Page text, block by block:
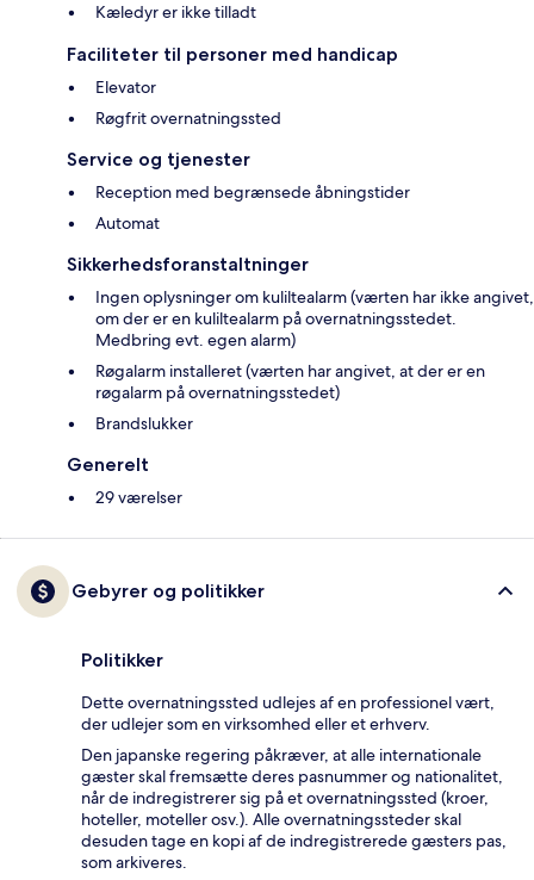
Kæledyr er ikke tilladt
Faciliteter til personer med handicap
Elevator
Røgfrit overnatningssted
Service og tjenester
Reception med begrænsede åbningstider
Automat
Sikkerhedsforanstaltninger
Ingen oplysninger om kuliltealarm (værten har ikke angivet,
om der er en kuliltealarm på overnatningsstedet.
Medbring evt. egen alarm)
Røgalarm installeret (værten har angivet, at der er en
røgalarm på overnatningsstedet)
Brandslukker
Generelt
29 værelser
Gebyrer og politikker
Politikker
Dette overnatningssted udlejes af en professionel vært,
der udlejer som en virksomhed eller et erhverv.
Den japanske regering påkræver, at alle internationale
gæster skal fremsætte deres pasnummer og nationalitet,
når de indregistrerer sig på et overnatningssted (kroer,
hoteller, moteller osv.). Alle overnatningssteder skal
desuden tage en kopi af de indregistrerede gæsters pas,
som arkiveres.